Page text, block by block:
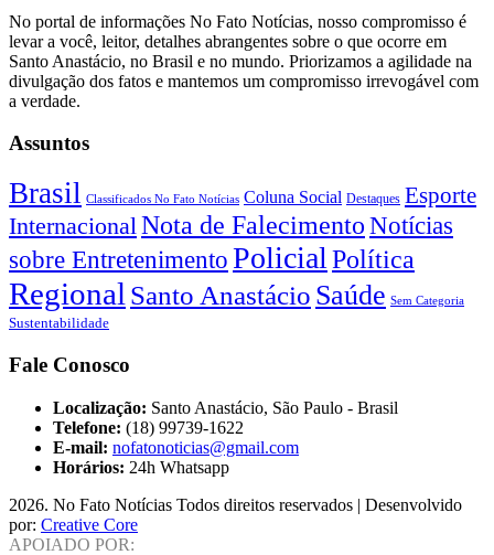
No portal de informações No Fato Notícias, nosso compromisso é
levar a você, leitor, detalhes abrangentes sobre o que ocorre em
Santo Anastácio, no Brasil e no mundo. Priorizamos a agilidade na
divulgação dos fatos e mantemos um compromisso irrevogável com
a verdade.
Assuntos
Brasil Classificados No Fato Notícias Coluna Social Destaques Esporte
InternacionalNota de FalecimentoNotícias
sobre EntretenimentoPolicial Política
Regional Santo Anastácio Saúde Sem Categoria
Sustentabilidade
Fale Conosco
Localização: Santo Anastácio, São Paulo - Brasil
Telefone: (18) 99739-1622
E-mail: nofatonoticias@gmail.com
Horários: 24h Whatsapp
2026. No Fato Notícias Todos direitos reservados | Desenvolvido
por: Creative Core
APOIADO POR: